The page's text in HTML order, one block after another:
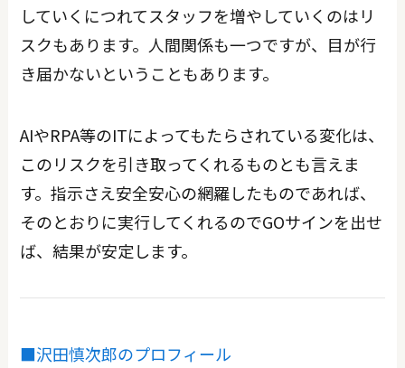
していくにつれてスタッフを増やしていくのはリ
スクもあります。人間関係も一つですが、目が行
き届かないということもあります。
AIやRPA等のITによってもたらされている変化は、
このリスクを引き取ってくれるものとも言えま
す。指示さえ安全安心の網羅したものであれば、
そのとおりに実行してくれるのでGOサインを出せ
ば、結果が安定します。
■沢田慎次郎のプロフィール